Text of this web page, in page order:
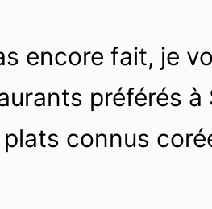
encore fait, je
préférés
connus